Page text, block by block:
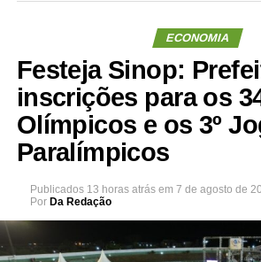
ECONOMIA
Festeja Sinop:
inscrições para os
Olímpicos e os 3º
Paralímpicos
Publicados 13 horas atrás em 7 de agosto de
Por Da Redação